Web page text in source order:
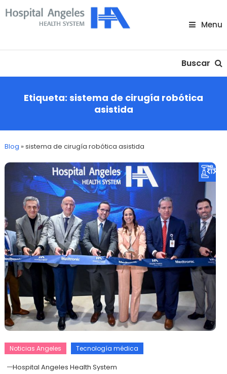
Skip
To
Menu
Buscar
Etiqueta: sistema de cirugía robótica
asistida
Blog »sistema de cirugía robótica asistida
Noticias Angeles Tecnología médica
Hospital Angeles Health System